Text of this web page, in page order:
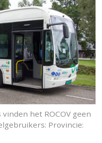
het ROCOV geen
Provincie: